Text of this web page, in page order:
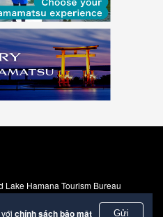
chính sách bảo mật Gửi
Hamana Tourism Bureau